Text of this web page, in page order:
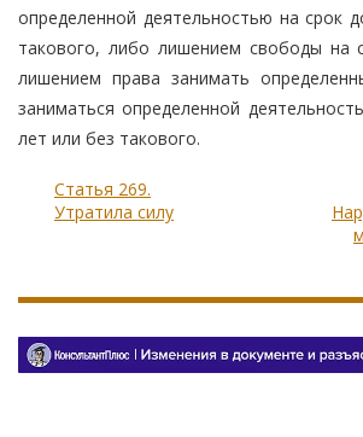
определенной деятельностью на срок
такового, либо лишением свободы на
лишением права занимать
заниматься определенной
лет или без такового.
Статья 269.
Утратила силу